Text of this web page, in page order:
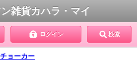
雑貨カハラ・マイ
ログイン 検索
チョーカー